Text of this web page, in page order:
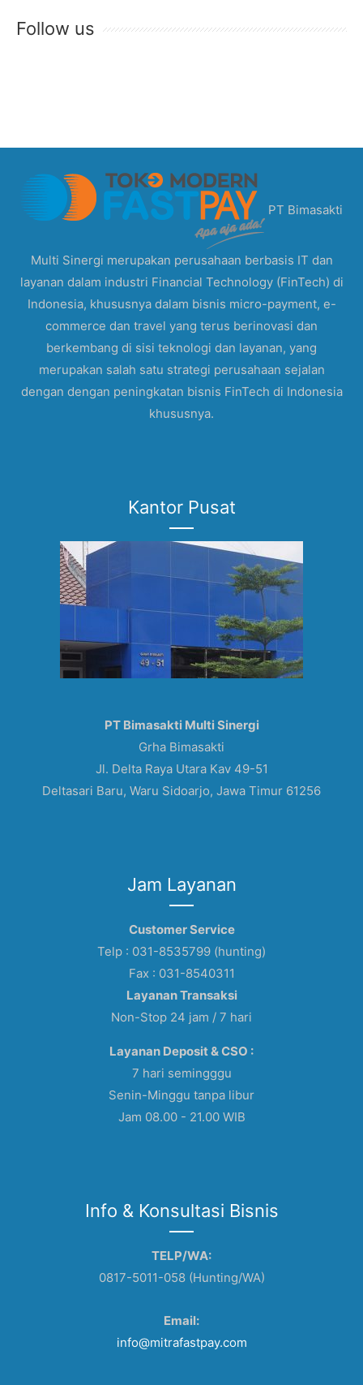
Follow us
PT Bimasakti
Multi Sinergi merupakan perusahaan berbasis IT dan
layanan dalam industri Financial Technology (FinTech) di
Indonesia, khususnya dalam bisnis micro-payment, e-
commerce dan travel yang terus berinovasi dan
berkembang di sisi teknologi dan layanan, yang
merupakan salah satu strategi perusahaan sejalan
dengan dengan peningkatan bisnis FinTech di Indonesia
khususnya.
Kantor Pusat
PT Bimasakti Multi Sinergi
Grha Bimasakti
Jl. Delta Raya Utara Kav 49-51
Deltasari Baru, Waru Sidoarjo, Jawa Timur 61256
Jam Layanan
Customer Service
Telp : 031-8535799 (hunting)
Fax : 031-8540311
Layanan Transaksi
Non-Stop 24 jam / 7 hari
Layanan Deposit & CSO :
7 hari semingggu
Senin-Minggu tanpa libur
Jam 08.00 - 21.00 WIB
Info & Konsultasi Bisnis
TELP/WA:
0817-5011-058 (Hunting/WA)
Email:
info@mitrafastpay.com